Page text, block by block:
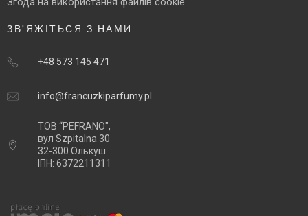
ЗВ'ЯЖІТЬСЯ З НАМИ
+48 573 145 471
info@francuzkiparfumy.pl
ТОВ “PEFRANO",
вул Szpitalna 30
32-300 Олькуш
ІПН: 6372211311